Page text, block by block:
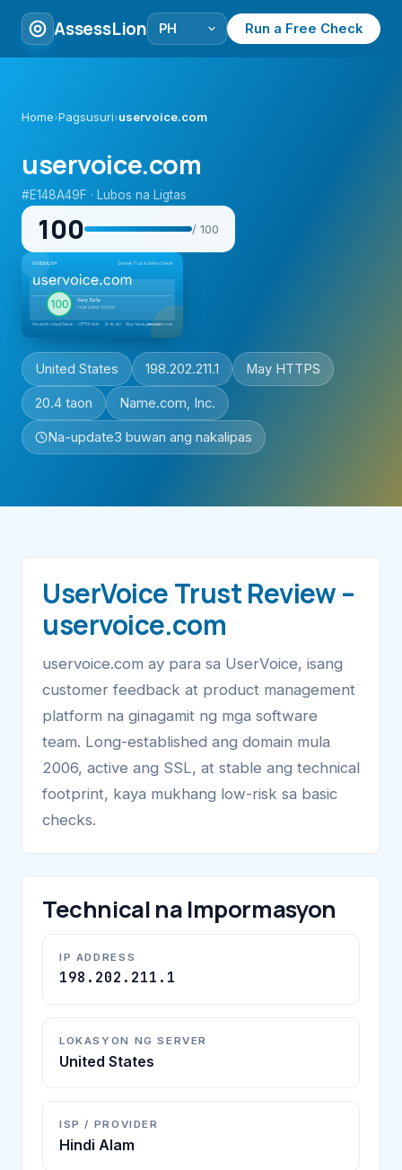
AssessLion Run a Free Check
Home›Pagsusuri›uservoice.com
uservoice.com
#E148A49F · Lubos na Ligtas
100 / 100
United States 198.202.211.1 May HTTPS
20.4 taon Name.com, Inc.
Na-update3 buwan ang nakalipas
UserVoice Trust Review –
uservoice.com
uservoice.com ay para sa UserVoice, isang
customer feedback at product management
platform na ginagamit ng mga software
team. Long-established ang domain mula
2006, active ang SSL, at stable ang technical
footprint, kaya mukhang low-risk sa basic
checks.
Technical na Impormasyon
IP ADDRESS
198.202.211.1
LOKASYON NG SERVER
United States
ISP / PROVIDER
Hindi Alam